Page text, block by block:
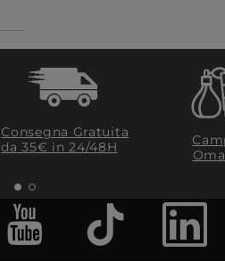
Consegna Gratuita
da 35€​ in 24/48H